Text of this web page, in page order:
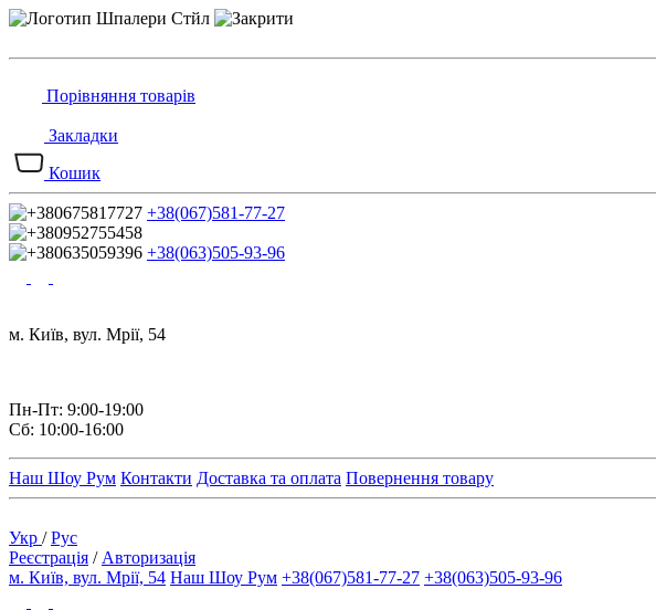
Порівняння товарів
Закладки
Кошик
+38(067)581-77-27
+38(063)505-93-96
м. Київ, вул. Мрії, 54
Пн-Пт: 9:00-19:00
Сб: 10:00-16:00
Наш Шоу Рум Контакти Доставка та оплата Повернення товару
Укр /Рус
Реєстрація / Авторизація
м. Київ, вул. Мрії, 54 Наш Шоу Рум +38(067)581-77-27 +38(063)505-93-96